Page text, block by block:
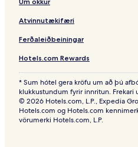
Atvinnutækifæri
Ferðaleiðbeiningar
Hotels.com Rewards
* Sum hótel gera kröfu um að þú
klukkustundum fyrir innritun. Frekari
© 2026 Hotels.com, L.P., Expedia
Hotels.com og Hotels.com
vörumerki Hotels.com, L.P.